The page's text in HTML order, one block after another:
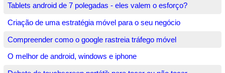
Tablets android de 7 polegadas - eles valem o esforço?
Criação de uma estratégia móvel para o seu negócio
Compreender como o google rastreia tráfego móvel
O melhor de android, windows e iphone